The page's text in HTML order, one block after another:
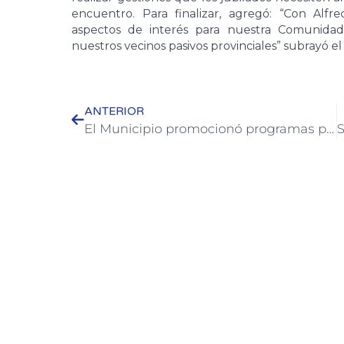
encuentro. Para finalizar, agregó: “Con
aspectos de interés para nuestra
nuestros vecinos pasivos provinciales” subrayó
ANTERIOR
El Municipio promocionó programas productivos municipales en la Expo de la Rural Colón